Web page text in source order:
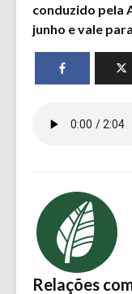
conduzido pela
junho e vale
Relações